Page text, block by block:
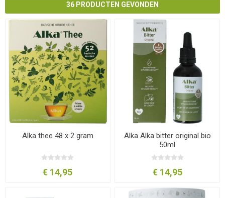
36 PRODUCTEN GEVONDEN
Alka thee 48 x 2 gram
€ 14,95
Alka Alka bitter original bio
50ml
€ 14,95